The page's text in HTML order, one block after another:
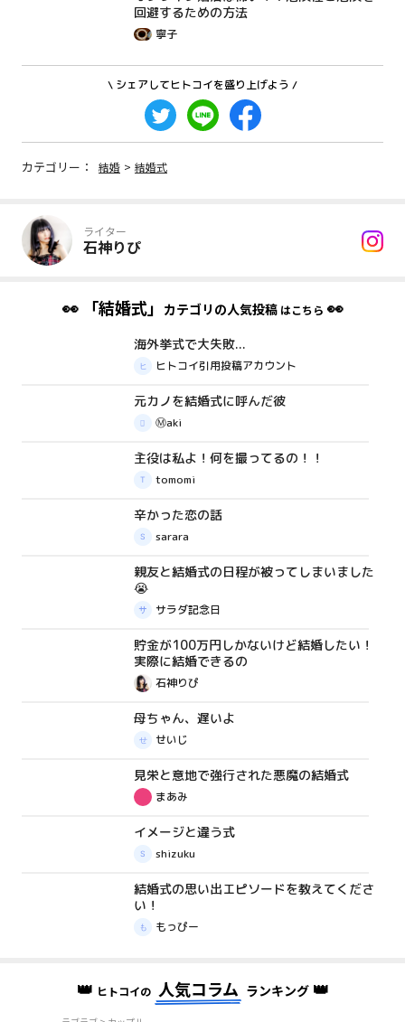
回避するための方法
寧子
\ シェアしてヒトコイを盛り上げよう /
カテゴリー： 結婚 > 結婚式
ライター
石神りぴ
👀 「結婚式」 カテゴリの人気投稿はこちら 👀
海外挙式で大失敗...
ヒトコイ引用投稿アカウント
元カノを結婚式に呼んだ彼
Ⓜ︎aki
主役は私よ！何を撮ってるの！！
tomomi
辛かった恋の話
sarara
親友と結婚式の日程が被ってしまいました
😭
サラダ記念日
貯金が100万円しかないけど結婚したい！
実際に結婚できるの
石神りぴ
母ちゃん、遅いよ
せいじ
見栄と意地で強行された悪魔の結婚式
まあみ
イメージと違う式
shizuku
結婚式の思い出エピソードを教えてくださ
い！
もっぴー
👑 ヒトコイの 人気コラム ランキング👑